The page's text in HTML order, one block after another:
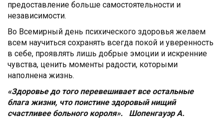
предоставление больше самостоятельности и
независимости.
Во Всемирный день психического здоровья желаем
всем научиться сохранять всегда покой и уверенность
в себе, проявлять лишь добрые эмоции и искренние
чувства, ценить моменты радости, которыми
наполнена жизнь.
«Здоровье до того перевешивает все остальные
блага жизни, что поистине здоровый нищий
счастливее больного короля». Шопенгауэр А.